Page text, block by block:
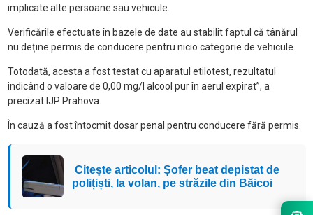
implicate alte persoane sau vehicule.
Verificările efectuate în bazele de date au stabilit faptul că tânărul
nu deține permis de conducere pentru nicio categorie de vehicule.
Totodată, acesta a fost testat cu aparatul etilotest, rezultatul
indicând o valoare de 0,00 mg/l alcool pur în aerul expirat”, a
precizat IJP Prahova.
În cauză a fost întocmit dosar penal pentru conducere fără permis.
Citește articolul: Șofer beat depistat de
polițiști, la volan, pe străzile din Băicoi